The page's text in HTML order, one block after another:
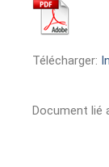
Télécharger:
Document lié